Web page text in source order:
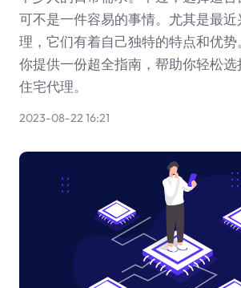
可不是一件容易的事情。尤其是最
理，它们有着自己独特的特点和优
你提供一份超全指南，帮助你轻松
住宅代理。
2023-08-22 16:21